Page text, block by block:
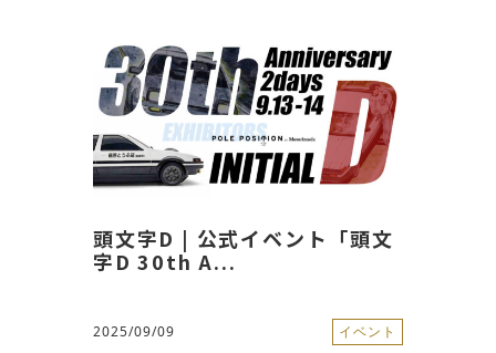
頭文字D | 公式イベント「頭文
字D 30th A...
2025/09/09 イベント